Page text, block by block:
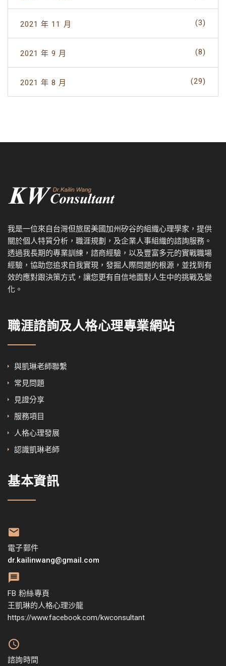
2021 年 11 月 (3)
2021 年 9 月 (8)
2021 年 8 月 (29)
我是一位來自台灣但旅居美國加州矽谷的組織心理學家，提供
關於個人特質分析，職涯規劃，及企業人事組織的諮詢服務。
透過我長期的專業訓練，諮商經驗，以及豐富多元的實戰職場
經驗，協助您追求自我實現，發掘人際問題的根源，並找到有
效的應對跟決策方式，讓您更有自信地面對人生中的挑戰及變
化。
職涯諮詢及人格心理專業網站
與凱琳老師聯繫
常見問題
見證分享
服務項目
人格心理發展
認識凱琳老師
基本資訊
電子郵件
dr.kailinwang@gmail.com
FB 粉絲專頁
王凱琳的人格心理沙龍
https://www.facebook.com/kwconsultant
諮詢時間